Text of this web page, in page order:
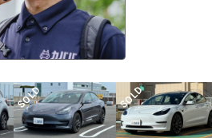
SOLD SOLD